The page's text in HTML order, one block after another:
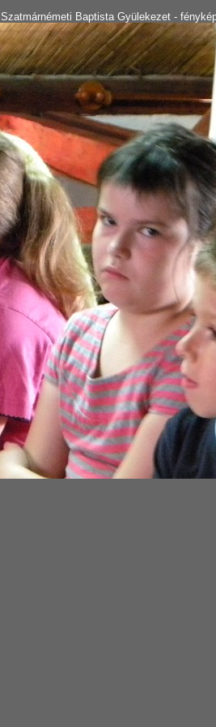
Szatmárnémeti Baptista Gyülekezet -